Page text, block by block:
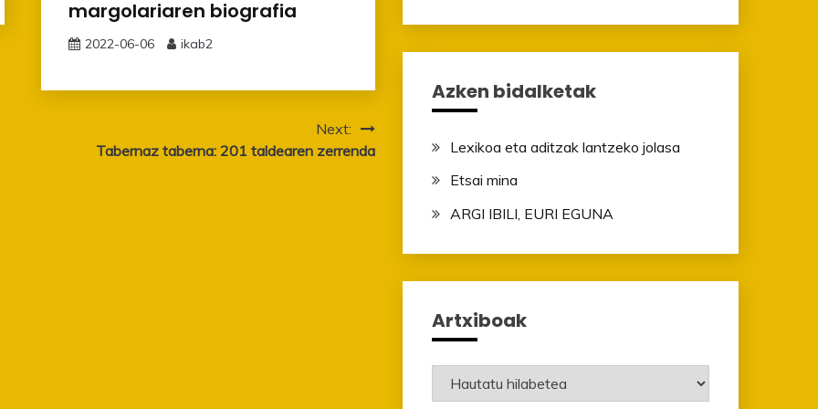
margolariaren biografia
2022-06-06 ikab2
Next:
Tabernaz taberna: 201 taldearen zerrenda
Azken bidalketak
Lexikoa eta aditzak lantzeko jolasa
Etsai mina
ARGI IBILI, EURI EGUNA
Artxiboak
Artxiboak